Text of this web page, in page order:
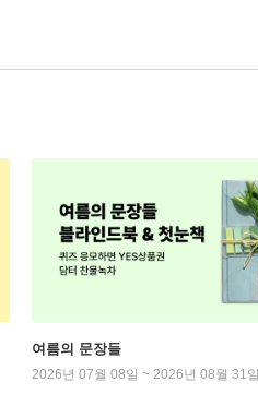
여름의 문장들
2026년 07월 08일 ~ 2026년 08월 31일